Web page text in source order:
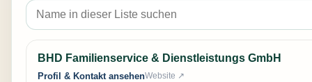
BHD Familienservice & Dienstleistungs GmbH
Profil & Kontakt ansehenWebsite ↗